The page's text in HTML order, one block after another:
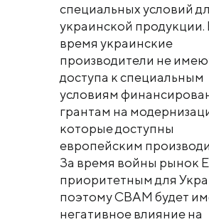
специальных условий
украинской продукции.
время украинские
производители не
доступа к специальным
условиям
грантам на
которые доступны
европейским
За время войны рынок
приоритетным для
поэтому СВАМ будет
негативное влияние на